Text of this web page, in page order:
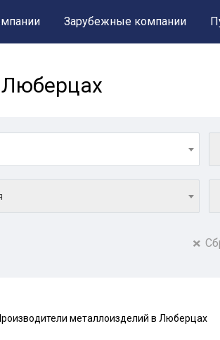
Зарубежные компании
металлоизделий в Люберцах